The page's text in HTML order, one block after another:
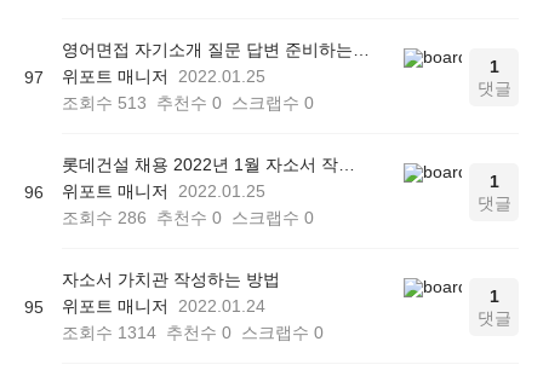
97
영어면접 자기소개 질문 답변 준비하는 방법
위포트 매니저
2022.01.25
조회수 513 추천수 0 스크랩수 0
1
댓글
96
롯데건설 채용 2022년 1월 자소서 작성법
위포트 매니저
2022.01.25
조회수 286 추천수 0 스크랩수 0
1
댓글
95
자소서 가치관 작성하는 방법
위포트 매니저
2022.01.24
조회수 1314 추천수 0 스크랩수 0
1
댓글